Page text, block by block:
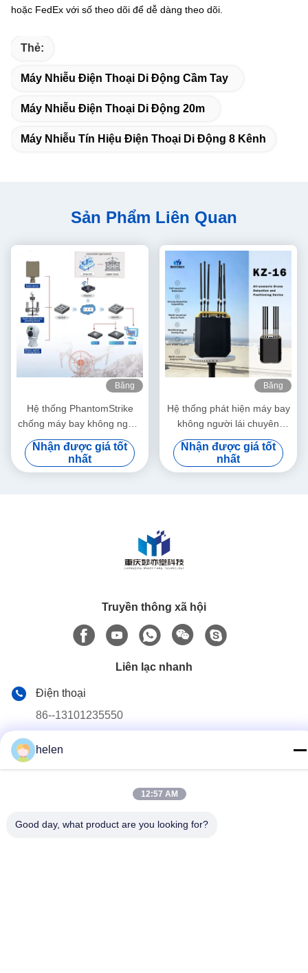
hoặc FedEx với số theo dõi để dễ dàng theo dõi.
Thẻ:
Máy Nhiễu Điện Thoại Di Động Cầm Tay
Máy Nhiễu Điện Thoại Di Động 20m
Máy Nhiễu Tín Hiệu Điện Thoại Di Động 8 Kênh
Sản Phẩm Liên Quan
Băng
Hệ thống PhantomStrike
chống máy bay không người
lái với phạm vi phát hiện ≥
10km và phạm vi chống máy
bay không người lái ≥ 3km
Nhận được giá tốt
nhất
Băng
Hệ thống phát hiện máy bay
không người lái chuyên
nghiệp, tầm xa 12km, đánh
chặn FPV, theo dõi vị trí phi
công theo thời gian thực
Nhận được giá tốt
nhất
Truyền thông xã hội
Liên lạc nhanh
Điện thoại
86--13101235550
Email
helen
12:57 AM
Good day, what product are you looking for?